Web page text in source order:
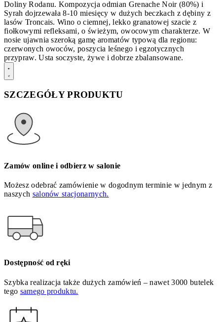
Doliny Rodanu. Kompozycja odmian Grenache Noir (80%) i
Syrah dojrzewała 8-10 miesięcy w dużych beczkach z dębiny z
lasów Troncais. Wino o ciemnej, lekko granatowej szacie z
fiołkowymi refleksami, o świeżym, owocowym charakterze. W
nosie ujawnia szeroką gamę aromatów typową dla regionu:
czerwonych owoców, poszycia leśnego i egzotycznych
przypraw. Usta soczyste, żywe i dobrze zbalansowane.
SZCZEGÓŁY PRODUKTU
Zamów online i odbierz w salonie
Możesz odebrać zamówienie w dogodnym terminie w jednym z
naszych salonów stacjonarnych.
Dostępność od ręki
Szybka realizacja także dużych zamówień – nawet 3000 butelek
tego samego produktu.